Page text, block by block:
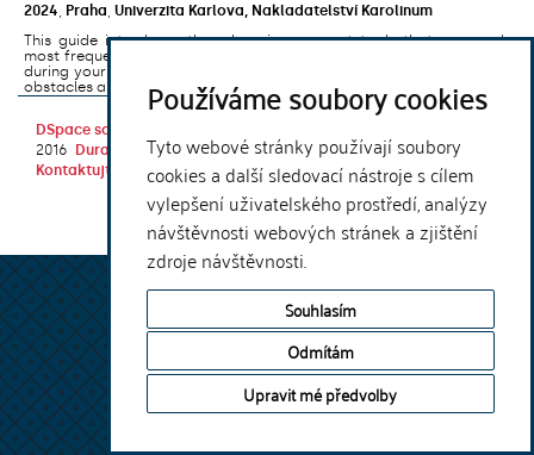
Používáme soubory cookies
Tyto webové stránky používají soubory
cookies a další sledovací nástroje s cílem
vylepšení uživatelského prostředí, analýzy
návštěvnosti webových stránek a zjištění
zdroje návštěvnosti.
Souhlasím
Odmítám
Upravit mé předvolby
2024
Praha Univerzita Karlova, Nakladatelství Karolinum
This guide introduces the e-learning support tools that are used
most frequently at Charles University and that you may encounter
during your studies. It will also help you to avoid the most common
obstacles associated ...
DSpace software
2016
DuraSpace
Kontaktujte nás |Vyjádření názoru